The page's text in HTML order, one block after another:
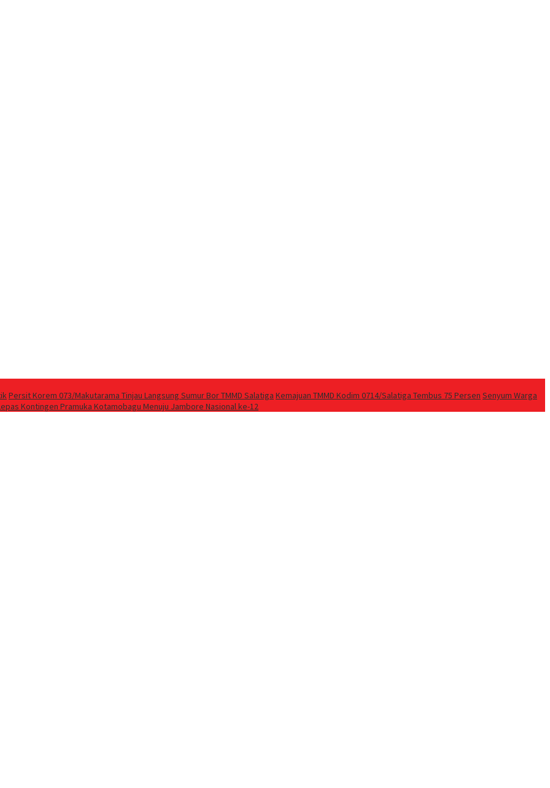
Persit Korem 073/Makutarama Tinjau Langsung Sumur Bor TMMD Salatiga Kemajuan TMMD Kodim 0714/Salatiga Tembus 75 Persen Senyum Warga
Kontingen Pramuka Kotamobagu Menuju Jambore Nasional ke-12